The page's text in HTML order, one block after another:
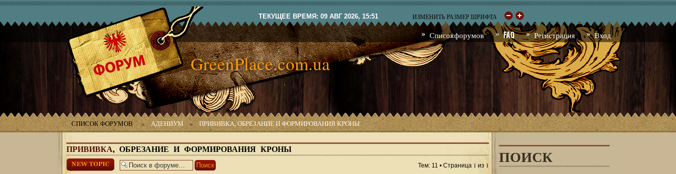
ТЕКУЩЕЕ ВРЕМЯ: 09 АВГ 2026, 15:51 ИЗМЕНИТЬ РАЗМЕР ШРИФТА
Список форумов FAQ Регистрация Вход
GreenPlace.com.ua
СПИСОК ФОРУМОВ » АДЕНИУМ » ПРИВИВКА, ОБРЕЗАНИЕ И ФОРМИРОВАНИЯ КРОНЫ
ПРИВИВКА, ОБРЕЗАНИЕ И ФОРМИРОВАНИЯ КРОНЫ
Начать новую
тему
Тем: 11 • Страница 1 из 1
ПОИСК